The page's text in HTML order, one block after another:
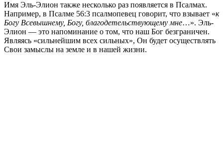
Имя Эль-Элион также несколько раз появляется в Псалмах.
Например, в Псалме 56:3 псалмопевец говорит, что взывает «к
Богу Всевышнему, Богу, благодетельствующему мне…». Эль-
Элион — это напоминание о том, что наш Бог безграничен.
Являясь «сильнейшим всех сильных», Он будет осуществлять
Свои замыслы на земле и в нашей жизни.